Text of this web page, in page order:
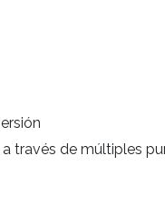
través de múltiples